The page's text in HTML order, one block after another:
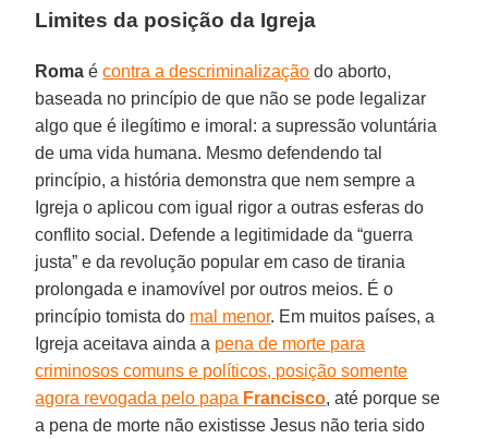
Limites da posição da Igreja
Roma écontra a descriminalização do aborto,
baseada no princípio de que não se pode legalizar
algo que é ilegítimo e imoral: a supressão voluntária
de uma vida humana. Mesmo defendendo tal
princípio, a história demonstra que nem sempre a
Igreja o aplicou com igual rigor a outras esferas do
conflito social. Defende a legitimidade da “guerra
justa” e da revolução popular em caso de tirania
prolongada e inamovível por outros meios. É o
princípio tomista do mal menor. Em muitos países, a
Igreja aceitava ainda a pena de morte para
criminosos comuns e políticos, posição somente
agora revogada pelo papa Francisco, até porque se
a pena de morte não existisse Jesus não teria sido